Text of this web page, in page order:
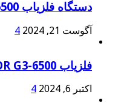
دستگاه فلزیاب SUPER SENSOR G3-6500
آگوست 21, 2024 4
فلزیاب SUPER SENSOR G3-6500
اکتبر 6, 2024 4